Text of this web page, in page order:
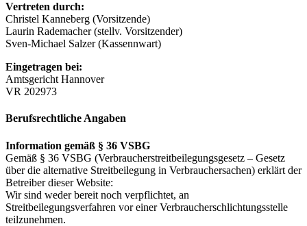
Vertreten durch:
Christel Kanneberg (Vorsitzende)
Laurin Rademacher (stellv. Vorsitzender)
Sven-Michael Salzer (Kassennwart)
Eingetragen bei:
Amtsgericht Hannover
VR 202973
Berufsrechtliche Angaben
Information gemäß § 36 VSBG
Gemäß § 36 VSBG (Verbraucherstreitbeilegungsgesetz – Gesetz
über die alternative Streitbeilegung in Verbrauchersachen) erklärt der
Betreiber dieser Website:
Wir sind weder bereit noch verpflichtet, an
Streitbeilegungsverfahren vor einer Verbraucherschlichtungsstelle
teilzunehmen.